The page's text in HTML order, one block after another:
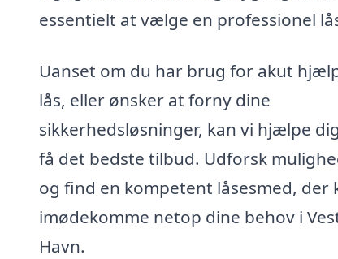
essentielt at vælge en professionel
Uanset om du har brug for akut
lås, eller ønsker at forny dine
sikkerhedsløsninger, kan vi hjælpe
få det bedste tilbud. Udforsk
og find en kompetent låsesmed, der
imødekomme netop dine behov i
Havn.